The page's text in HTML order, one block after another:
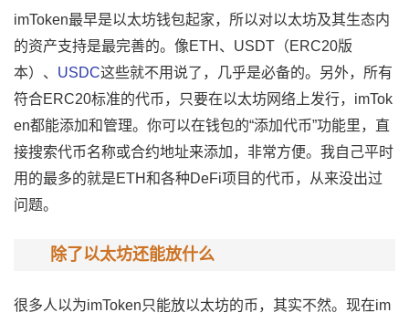
imToken最早是以太坊钱包起家，所以对以太坊及其生态内
的资产支持是最完善的。像ETH、USDT（ERC20版
本）、 USDC这些就不用说了，几乎是必备的。另外，所有
符合ERC20标准的代币，只要在以太坊网络上发行，imTok
en都能添加和管理。你可以在钱包的“添加代币”功能里，直
接搜索代币名称或合约地址来添加，非常方便。我自己平时
用的最多的就是ETH和各种DeFi项目的代币，从来没出过
问题。
除了以太坊还能放什么
很多人以为imToken只能放以太坊的币，其实不然。现在im